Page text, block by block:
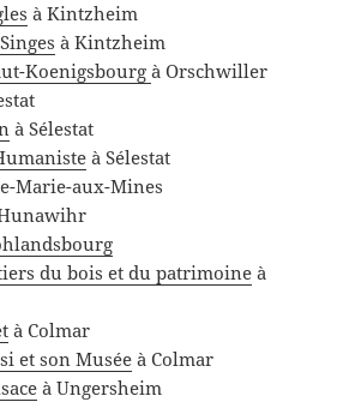
à Kintzheim
à Kintzheim
Koenigsbourgà Orschwiller
à Sélestat
à Sélestat
Marie-aux-Mines
du bois et du patrimoine à
à Colmar
et son Muséeà Colmar
à Ungersheim